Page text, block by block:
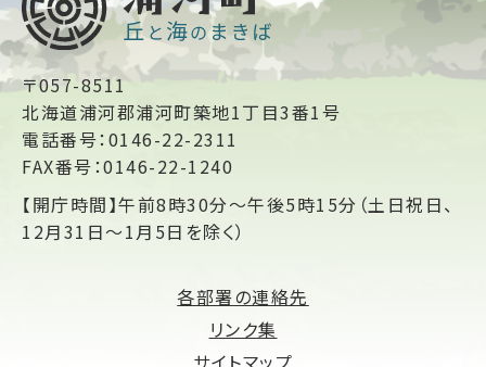
〒057-8511
北海道浦河郡浦河町築地1丁目3番1号
電話番号：0146-22-2311
FAX番号：0146-22-1240
【開庁時間】午前8時30分～午後5時15分（土日祝日、
12月31日～1月5日を除く）
各部署の連絡先
リンク集
サイトマップ